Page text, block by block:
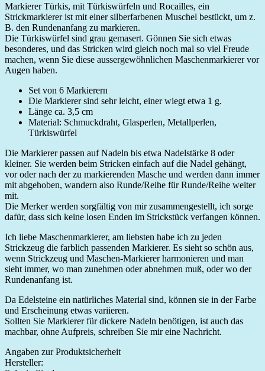
Markierer Türkis, mit Türkiswürfeln und Rocailles, ein
Strickmarkierer ist mit einer silberfarbenen Muschel bestückt, um z.
B. den Rundenanfang zu markieren.
Die Türkiswürfel sind grau gemasert. Gönnen Sie sich etwas
besonderes, und das Stricken wird gleich noch mal so viel Freude
machen, wenn Sie diese aussergewöhnlichen Maschenmarkierer vor
Augen haben.
Set von 6 Markierern
Die Markierer sind sehr leicht, einer wiegt etwa 1 g.
Länge ca. 3,5 cm
Material: Schmuckdraht, Glasperlen, Metallperlen,
Türkiswürfel
Die Markierer passen auf Nadeln bis etwa Nadelstärke 8 oder
kleiner. Sie werden beim Stricken einfach auf die Nadel gehängt,
vor oder nach der zu markierenden Masche und werden dann immer
mit abgehoben, wandern also Runde/Reihe für Runde/Reihe weiter
mit.
Die Merker werden sorgfältig von mir zusammengestellt, ich sorge
dafür, dass sich keine losen Enden im Strickstück verfangen können.
Ich liebe Maschenmarkierer, am liebsten habe ich zu jeden
Strickzeug die farblich passenden Markierer. Es sieht so schön aus,
wenn Strickzeug und Maschen-Markierer harmonieren und man
sieht immer, wo man zunehmen oder abnehmen muß, oder wo der
Rundenanfang ist.
Da Edelsteine ein natürliches Material sind, können sie in der Farbe
und Erscheinung etwas variieren.
Sollten Sie Markierer für dickere Nadeln benötigen, ist auch das
machbar, ohne Aufpreis, schreiben Sie mir eine Nachricht.
Angaben zur Produktsicherheit
Hersteller: